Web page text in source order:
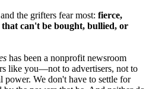
the grifters fear most: fierce,
can't be bought, bullied, or
has been a nonprofit newsroom
like you—not to advertisers, not to
We don't have to settle for